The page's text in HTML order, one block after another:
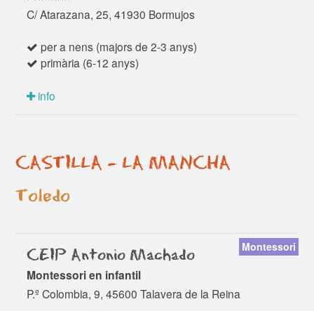
C/ Atarazana, 25, 41930 Bormujos
per a nens (majors de 2-3 anys)
primària (6-12 anys)
info
CASTILLA - LA MANCHA
Toledo
CEIP Antonio Machado Montessori
Montessori en infantil
P.º Colombia, 9, 45600 Talavera de la Reina